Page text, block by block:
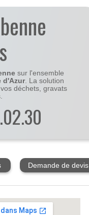
sur l'ensemble
d'Azur. La solution
déchets, gravats
Demande de devis